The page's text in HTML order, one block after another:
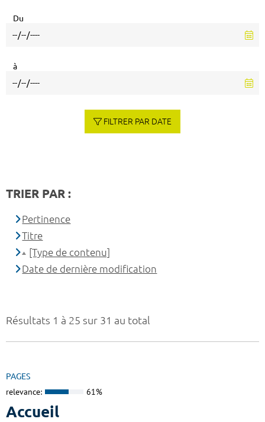
Résultats 1 à 25 sur 31 au total
PAGES
relevance: 61%
Accueil
Du
à
FILTRER PAR DATE
TRIER PAR :
Pertinence
Titre
[Type de contenu]
Date de dernière modification